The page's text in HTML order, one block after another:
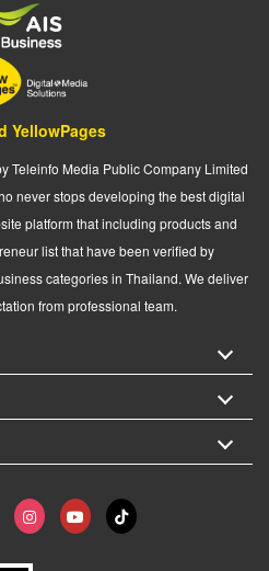
YellowPages
Teleinfo Media Public Company Limited
never stops developing the best digital
platform that including products and
list that have been verified by
categories in Thailand. We deliver
from professional team.